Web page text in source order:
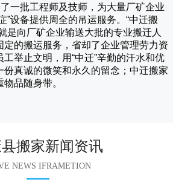
一批工程师及技师，为大量厂矿企业
”设备提供周全的吊运服务。“中迁搬
是向厂矿企业输送大批的专业搬迁人
定的搬运服务，省却了企业管理劳力资
工举止文明，用“中迁”辛勤的汗水和优
真诚的微笑和永久的留念； 中迁搬家
品随身带。
搬家新闻资讯
NEWS IFRAMETION